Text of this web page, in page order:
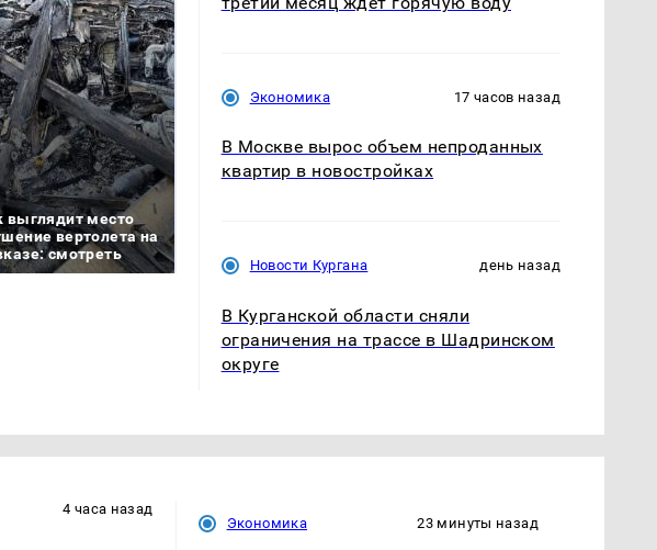
выглядит место
вертолета на
смотреть
Экономика 17 часов назад
В Москве вырос объем непроданных
квартир в новостройках
Новости Кургана день назад
В Курганской области сняли
ограничения на трассе в Шадринском
округе
4 часа назад
Экономика 23 минуты назад